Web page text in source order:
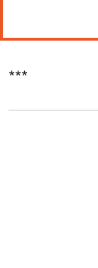
***